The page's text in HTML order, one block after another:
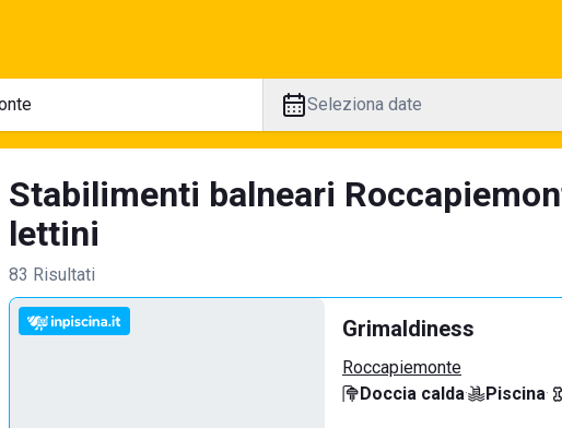
Seleziona date
Stabilimenti balneari
lettini
83 Risultati
Grimaldiness
Roccapiemonte
Doccia calda· Piscina·